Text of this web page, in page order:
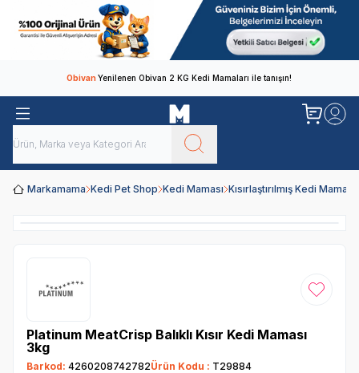
ObivanYenilenen Obivan 2 KG Kedi Mamaları ile tanışın!
Markamama Kedi Pet Shop Kedi Maması Kısırlaştırılmış Kedi Maması
Favoriye
Platinum MeatCrisp Balıklı Kısır Kedi Maması
3kg
Barkod: 4260208742782Ürün Kodu : T29884